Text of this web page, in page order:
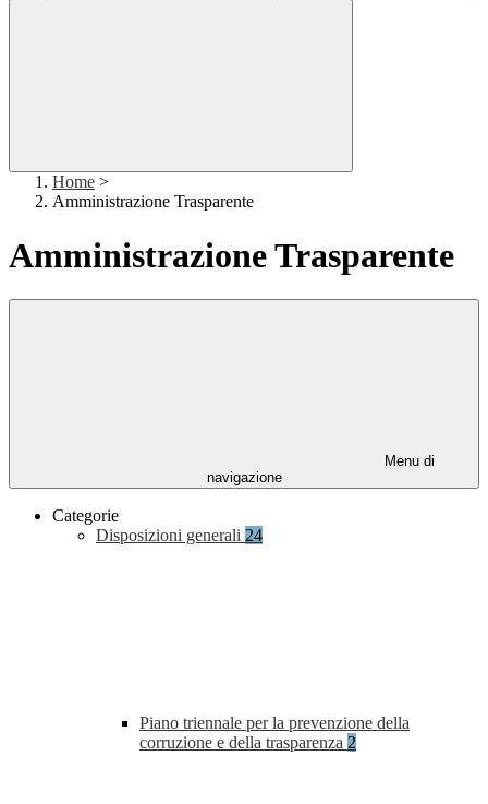
Home >
Amministrazione Trasparente
Amministrazione Trasparente
Menu di
navigazione
Categorie
Disposizioni generali 24
Piano triennale per la prevenzione della
corruzione e della trasparenza 2